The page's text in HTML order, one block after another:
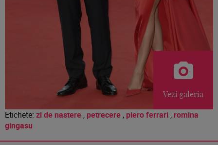
Vezi galeria
Etichete: zi de nastere , petrecere , piero ferrari , romina
gingasu